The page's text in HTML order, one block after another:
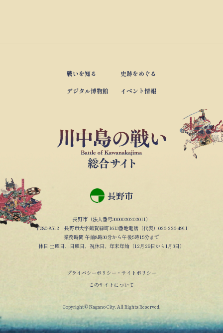
戦いを知る 史跡をめぐる
デジタル博物館 イベント情報
長野市
長野市（法人番号3000020202011）
〒380-8512 長野市大字鶴賀緑町1613番地電話（代表）026-226-4911
業務時間 午前8時30分から午後5時15分まで
休日 土曜日、日曜日、祝休日、年末年始（12月29日から1月3日）
プライバシーポリシー・サイトポリシー
このサイトについて
Copyright © Nagano City. All Rights Reserved.